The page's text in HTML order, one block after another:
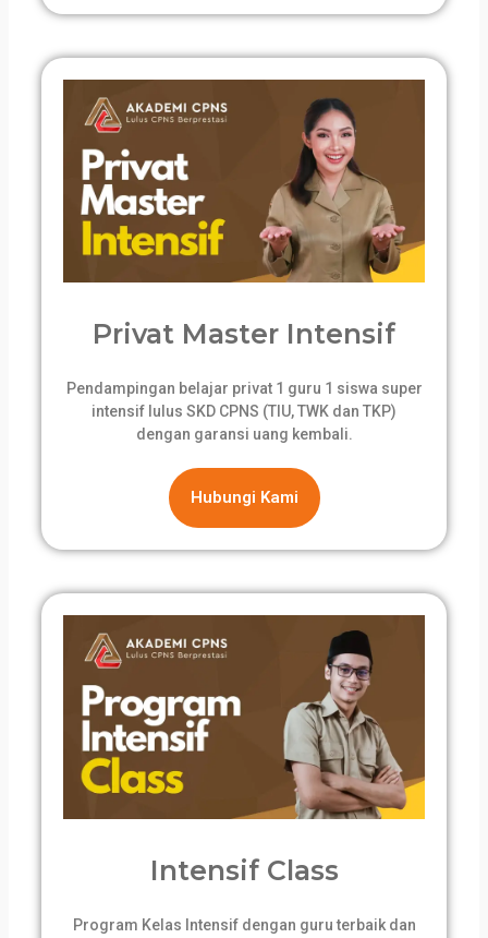
Privat Master Intensif
Pendampingan belajar privat 1 guru 1 siswa super
intensif lulus SKD CPNS (TIU, TWK dan TKP)
dengan garansi uang kembali.
Hubungi Kami
Intensif Class
Program Kelas Intensif dengan guru terbaik dan